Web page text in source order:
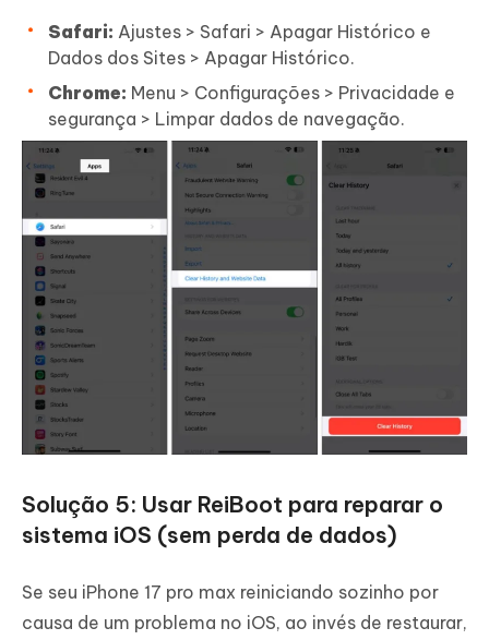
Safari: Ajustes > Safari > Apagar Histórico e
Dados dos Sites > Apagar Histórico.
Chrome: Menu > Configurações > Privacidade e
segurança > Limpar dados de navegação.
Solução 5: Usar ReiBoot para reparar o
sistema iOS (sem perda de dados)
Se seu iPhone 17 pro max reiniciando sozinho por
causa de um problema no iOS, ao invés de restaurar,